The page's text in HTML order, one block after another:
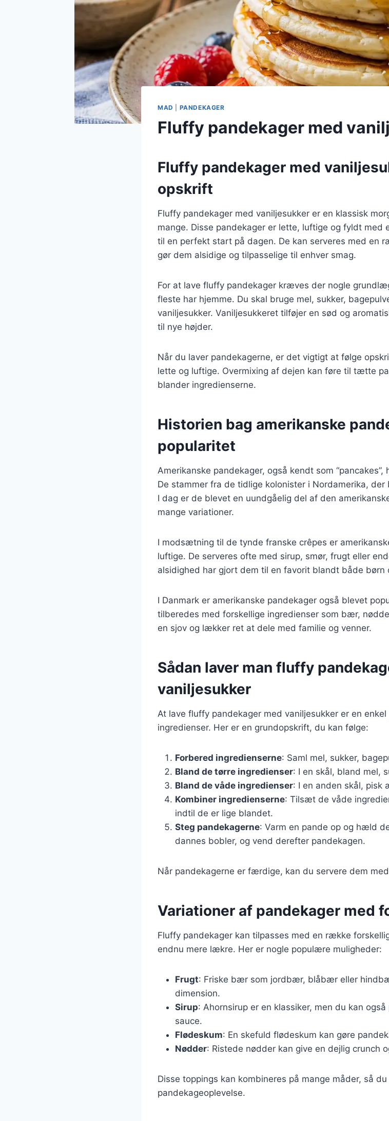
MAD PANDEKAGER
Fluffy pandekager med
Fluffy pandekager med
opskrift
Fluffy pandekager med vaniljesukker er en klassisk
mange. Disse pandekager er lette, luftige og fyldt med
til en perfekt start på dagen. De kan serveres med en
gør dem alsidige og tilpasselige til enhver smag.
For at lave fluffy pandekager kræves der nogle
fleste har hjemme. Du skal bruge mel, sukker,
vaniljesukker. Vaniljesukkeret tilføjer en sød og
til nye højder.
Når du laver pandekagerne, er det vigtigt at følge
lette og luftige. Overmixing af dejen kan føre til tætte
blander ingredienserne.
Historien bag amerikanske
popularitet
Amerikanske pandekager, også kendt som
De stammer fra de tidlige kolonister i Nordamerika,
I dag er de blevet en uundgåelig del af den
mange variationer.
I modsætning til de tynde franske crêpes er
luftige. De serveres ofte med sirup, smør, frugt eller
alsidighed har gjort dem til en favorit blandt både børn
I Danmark er amerikanske pandekager også blevet
tilberedes med forskellige ingredienser som bær,
en sjov og lækker ret at dele med familie og venner.
Sådan laver man fluffy
vaniljesukker
At lave fluffy pandekager med vaniljesukker er en
ingredienser. Her er en grundopskrift, du kan følge:
Forbered ingredienserne: Saml mel, sukker,
Bland de tørre ingredienser: I en skål, bland mel,
Bland de våde ingredienser: I en anden skål,
Kombiner ingredienserne: Tilsæt de våde
indtil de er lige blandet.
Steg pandekagerne: Varm en pande op og hæld
dannes bobler, og vend derefter pandekagen.
Når pandekagerne er færdige, kan du servere dem
Variationer af pandekager med
Fluffy pandekager kan tilpasses med en række
endnu mere lækre. Her er nogle populære muligheder:
Frugt: Friske bær som jordbær, blåbær eller
dimension.
Sirup: Ahornsirup er en klassiker, men du kan
sauce.
Flødeskum: En skefuld flødeskum kan gøre
Nødder: Ristede nødder kan give en dejlig crunch
Disse toppings kan kombineres på mange måder, så
pandekageoplevelse.